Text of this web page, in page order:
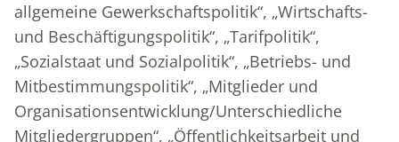
allgemeine Gewerkschaftspolitik“, „Wirtschafts-
und Beschäftigungspolitik“, „Tarifpolitik“,
„Sozialstaat und Sozialpolitik“, „Betriebs- und
Mitbestimmungspolitik“, „Mitglieder und
Organisationsentwicklung/Unterschiedliche
Mitgliedergruppen“, „Öffentlichkeitsarbeit und